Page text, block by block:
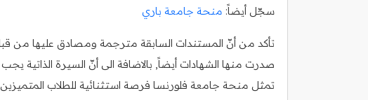
سجّل أيضاً: منحة جامعة باري
تأكد من أنّ المستندات السابقة مترجمة ومصادق عليها من قبل
صدرت منها الشهادات أيضاً, بالاضافة الى أنّ السيرة الذاتية
تمثل منحة جامعة فلورنسا فرصة استثنائية للطلاب